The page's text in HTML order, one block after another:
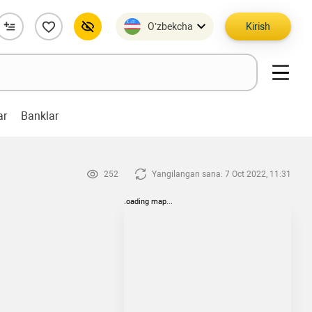
O’zbekcha Kirish
Banklar
252 Yangilangan sana: 7 Oct 2022, 11:31
loading map...